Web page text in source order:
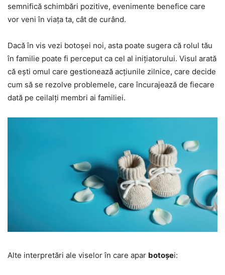
semnifică schimbări pozitive, evenimente benefice care
vor veni în viața ta, cât de curând.
Dacă în vis vezi botoșei noi, asta poate sugera că rolul tău
în familie poate fi perceput ca cel al inițiatorului. Visul arată
că ești omul care gestionează acțiunile zilnice, care decide
cum să se rezolve problemele, care încurajează de fiecare
dată pe ceilalți membri ai familiei.
Alte interpretări ale viselor în care apar botoșei: